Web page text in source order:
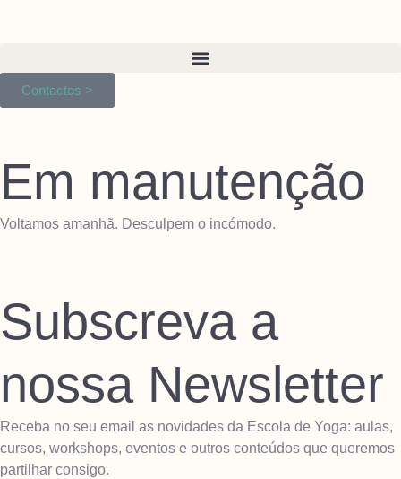
Contactos >
Em manutenção
Voltamos amanhã. Desculpem o incómodo.
Subscreva a
nossa Newsletter
Receba no seu email as novidades da Escola de Yoga: aulas,
cursos, workshops, eventos e outros conteúdos que queremos
partilhar consigo.